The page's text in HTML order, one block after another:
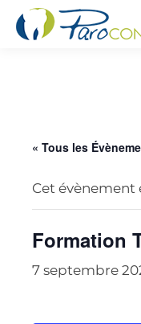
« Tous les
Cet évènement
Formation
7 septembre